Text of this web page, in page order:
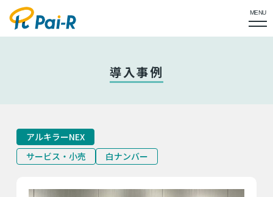
MENU
導入事例
アルキラーNEX
サービス・小売
白ナンバー